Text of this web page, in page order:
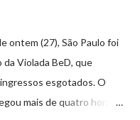
ontem (27), São Paulo foi
da Violada BeD, que
esgotados. O
mais de quatro horas